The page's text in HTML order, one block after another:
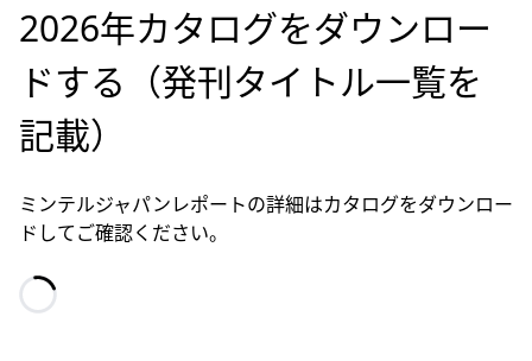
2026年カタログをダウンロー
ドする（発刊タイトル一覧を
記載）
ミンテルジャパンレポートの詳細はカタログをダウンロー
ドしてご確認ください。